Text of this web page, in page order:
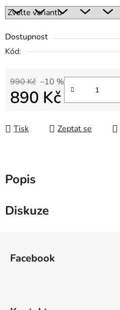
Dostupnost
Kód:
990 Kč –10 %
890 Kč
Tisk Zeptat se
Popis
Diskuze
Facebook